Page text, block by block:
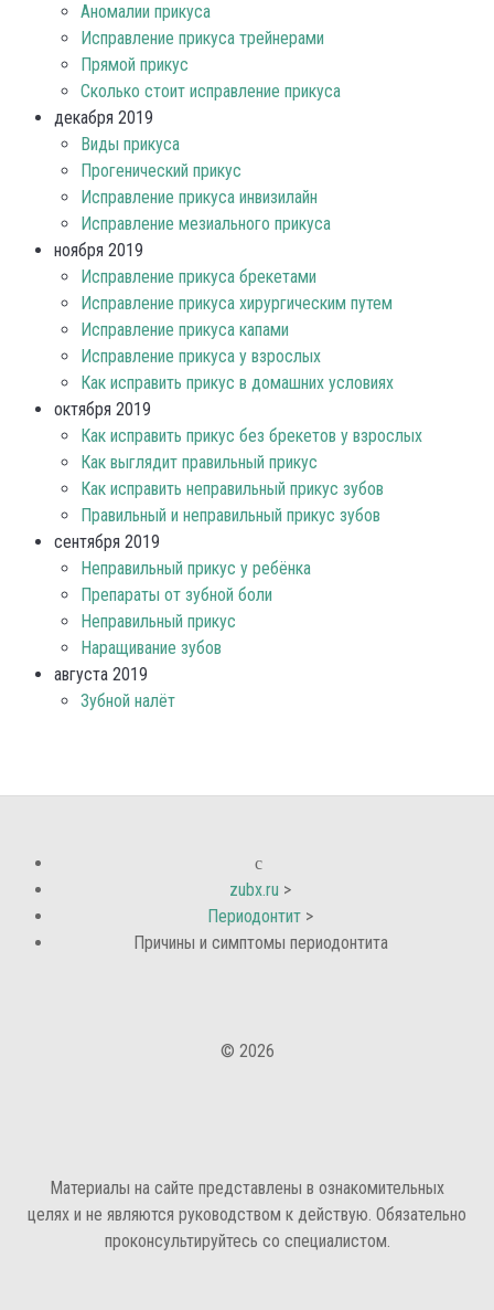
Аномалии прикуса
Исправление прикуса трейнерами
Прямой прикус
Сколько стоит исправление прикуса
декабря 2019
Виды прикуса
Прогенический прикус
Исправление прикуса инвизилайн
Исправление мезиального прикуса
ноября 2019
Исправление прикуса брекетами
Исправление прикуса хирургическим путем
Исправление прикуса капами
Исправление прикуса у взрослых
Как исправить прикус в домашних условиях
октября 2019
Как исправить прикус без брекетов у взрослых
Как выглядит правильный прикус
Как исправить неправильный прикус зубов
Правильный и неправильный прикус зубов
сентября 2019
Неправильный прикус у ребёнка
Препараты от зубной боли
Неправильный прикус
Наращивание зубов
августа 2019
Зубной налёт
zubx.ru >
Периодонтит >
Причины и симптомы периодонтита
© 2026
Материалы на сайте представлены в ознакомительных
целях и не являются руководством к действую. Обязательно
проконсультируйтесь со специалистом.